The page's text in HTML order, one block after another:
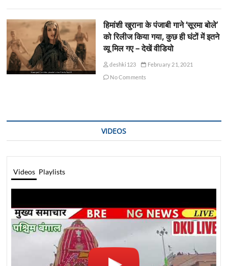
हिमांशी खुराना के पंजाबी गाने ‘सूरमा बोले’
को रिलीज किया गया, कुछ ही घंटों में इतने
व्यू मिल गए – देखें वीडियो
deshki123
February 21, 2021
No Comments
VIDEOS
Videos Playlists